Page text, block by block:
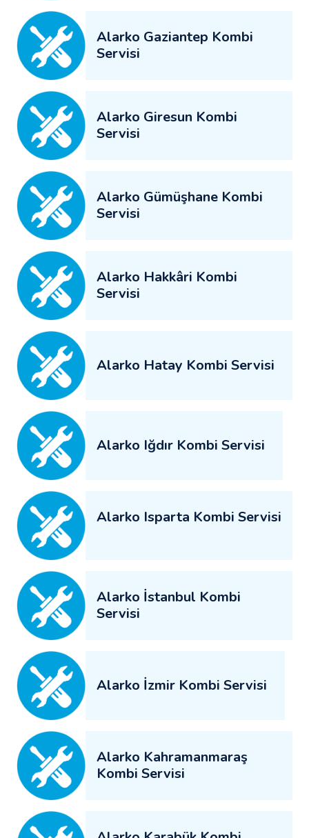
Alarko Gaziantep Kombi
Servisi
Alarko Giresun Kombi
Servisi
Alarko Gümüşhane Kombi
Servisi
Alarko Hakkâri Kombi
Servisi
Alarko Hatay Kombi Servisi
Alarko Iğdır Kombi Servisi
Alarko Isparta Kombi Servisi
Alarko İstanbul Kombi
Servisi
Alarko İzmir Kombi Servisi
Alarko Kahramanmaraş
Kombi Servisi